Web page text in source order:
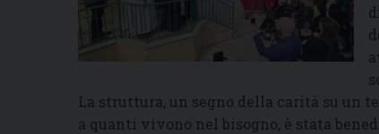
La struttura, un segno della carità su un
a quanti vivono nel bisogno, è stata